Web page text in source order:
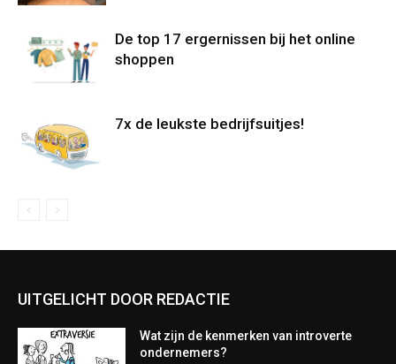
De top 17 ergernissen bij het online
shoppen
7x de leukste bedrijfsuitjes!
UITGELICHT DOOR REDACTIE
Wat zijn de kenmerken van introverte
ondernemers?